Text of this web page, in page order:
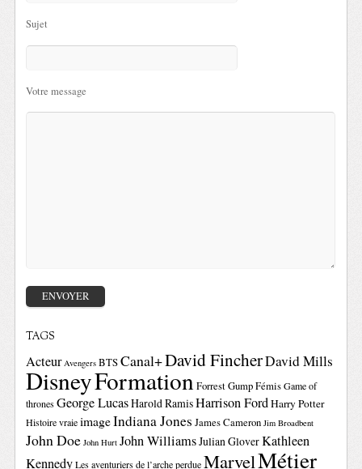
Sujet
Votre message
TAGS
Acteur Avengers BTSCanal+David FincherDavid Mills
DisneyFormationForrest GumpFémis Game of
thrones George LucasHarold RamisHarrison FordHarry Potter
Histoire vraie imageIndiana Jones James Cameron Jim Broadbent
John Doe John Hurt John WilliamsJulian GloverKathleen
Kennedy Les aventuriers de l’arche perdue MarvelMétier